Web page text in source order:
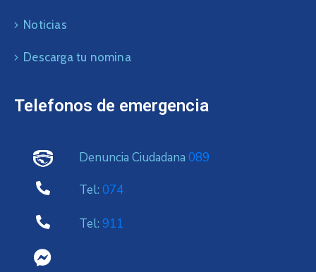
Noticias
Descarga tu nomina
Telefonos de emergencia
Denuncia Ciudadana 089
Tel: 074
Tel: 911